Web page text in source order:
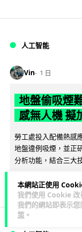
本網站正使用
我們使用 Cookie 改
我們的網站即表示
策 。
人工智能
Vin 1 日
地盤偷吸煙
感無人機 擬
勞工處投入配備熱感
地盤違例吸煙，並正
分析功能，結合三大
246 55 ↗